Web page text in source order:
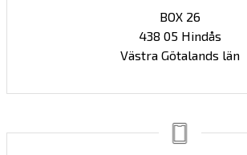
BOX 26
438 05 Hindås
Västra Götalands län